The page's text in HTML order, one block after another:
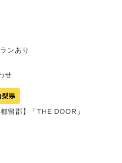
ンあり
せ
梨県
都留郡】「THE DOOR」